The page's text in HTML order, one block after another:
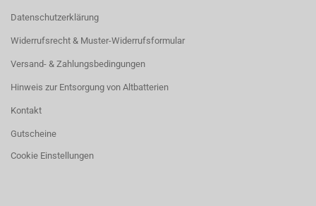
Datenschutzerklärung
Widerrufsrecht & Muster-Widerrufsformular
Versand- & Zahlungsbedingungen
Hinweis zur Entsorgung von Altbatterien
Kontakt
Gutscheine
Cookie Einstellungen